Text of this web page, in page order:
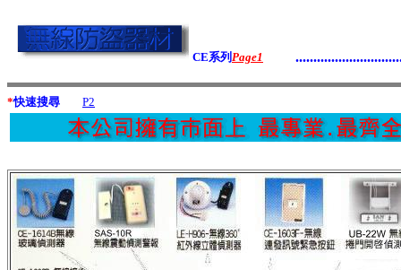
CE系列 Page1
*快速搜尋 P2